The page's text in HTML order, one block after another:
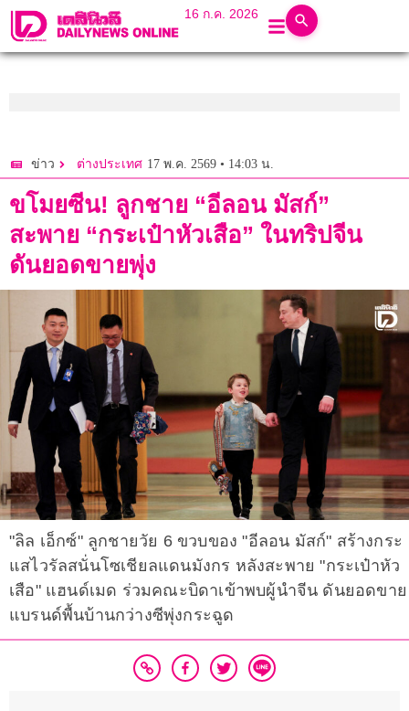
16 ก.ค. 2026
ข่าว ต่างประเทศ 17 พ.ค. 2569 • 14:03 น.
ขโมยซีน! ลูกชาย “อีลอน มัสก์”
สะพาย “กระเป๋าหัวเสือ” ในทริปจีน
ดันยอดขายพุ่ง
"ลิล เอ็กซ์" ลูกชายวัย 6 ขวบของ "อีลอน มัสก์" สร้างกระ
แสไวรัลสนั่นโซเชียลแดนมังกร หลังสะพาย "กระเป๋าหัว
เสือ" แฮนด์เมด ร่วมคณะบิดาเข้าพบผู้นำจีน ดันยอดขาย
แบรนด์พื้นบ้านกว่างซีพุ่งกระฉูด